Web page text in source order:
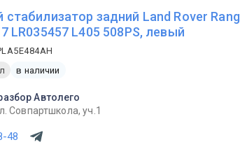
задний Land Rover
LR035457 L405 508PS, левый
в наличии
Автолего
Совпартшкола, уч.1
48